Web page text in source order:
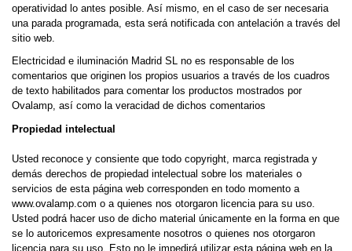
operatividad lo antes posible. Así mismo, en el caso de ser necesaria
una parada programada, esta será notificada con antelación a través del
sitio web.
Electricidad e iluminación Madrid SL no es responsable de los
comentarios que originen los propios usuarios a través de los cuadros
de texto habilitados para comentar los productos mostrados por
Ovalamp, así como la veracidad de dichos comentarios
Propiedad intelectual
Usted reconoce y consiente que todo copyright, marca registrada y
demás derechos de propiedad intelectual sobre los materiales o
servicios de esta página web corresponden en todo momento a
www.ovalamp.com o a quienes nos otorgaron licencia para su uso.
Usted podrá hacer uso de dicho material únicamente en la forma en que
se lo autoricemos expresamente nosotros o quienes nos otorgaron
licencia para su uso. Esto no le impedirá utilizar esta página web en la